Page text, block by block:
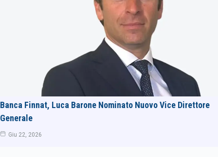
Banca Finnat, Luca Barone Nominato Nuovo Vice Direttore
Generale
Giu 22, 2026